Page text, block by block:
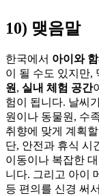
10) 맺음말
한국에서 아이와
이 될 수도 있지만,
원, 실내 체험 공간
험이 됩니다. 날씨
원이나 동물원, 수
취향에 맞게 계획
단, 안전과 휴식 시
이동이나 복잡한
니다. 그리고 아이
등 편의를 신경 써